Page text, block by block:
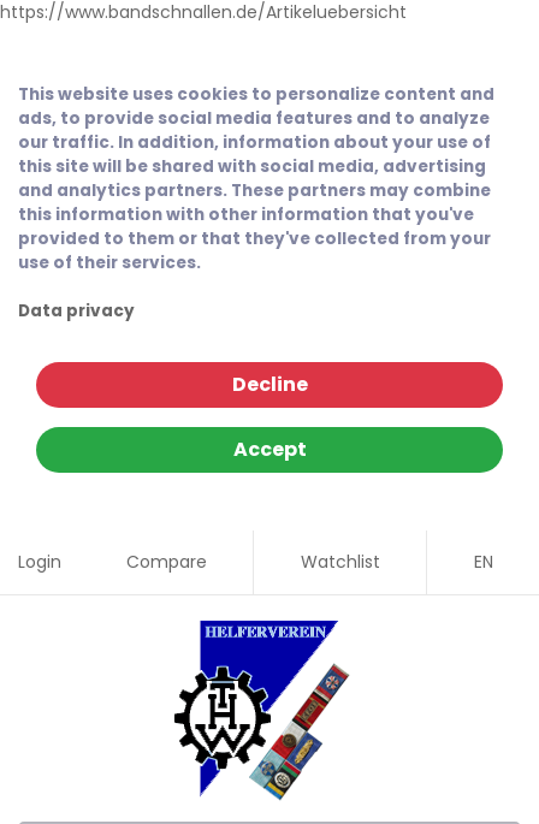
https://www.bandschnallen.de/Artikeluebersicht
This website uses cookies to personalize content and
ads, to provide social media features and to analyze
our traffic. In addition, information about your use of
this site will be shared with social media, advertising
and analytics partners. These partners may combine
this information with other information that you've
provided to them or that they've collected from your
use of their services.
Data privacy
Decline
Accept
Login Compare Watchlist EN